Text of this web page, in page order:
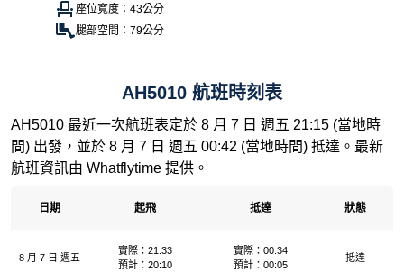
座位寬度：43公分
腿部空間：79公分
AH5010 航班時刻表
AH5010 最近一次航班表定於 8 月 7 日 週五 21:15 (當地時
間) 出發，並於 8 月 7 日 週五 00:42 (當地時間) 抵達。最新
航班資訊由 Whatflytime 提供。
日期 起飛 抵達 狀態
8 月 7 日 週五
實際：21:33
預計：20:10
實際：00:34
預計：00:05
抵達